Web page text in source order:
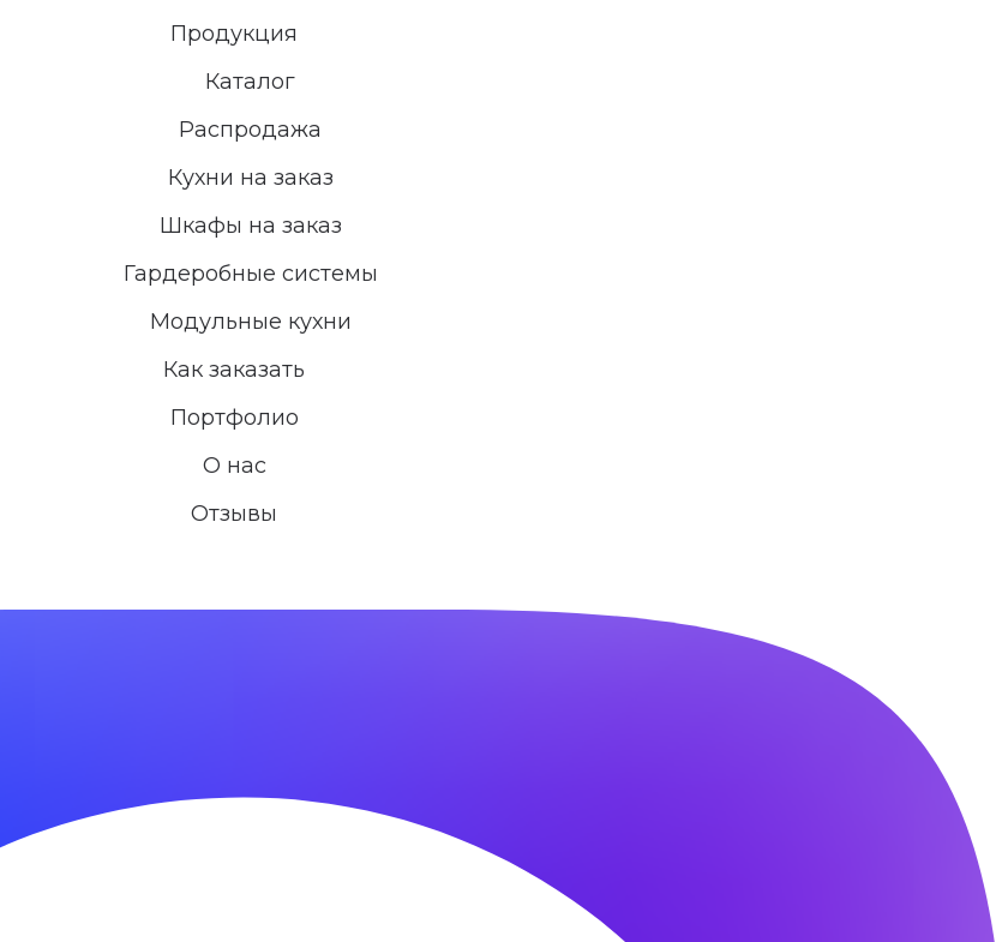
Продукция
Каталог
Распродажа
Кухни на заказ
Шкафы на заказ
Гардеробные системы
Модульные кухни
Как заказать
Портфолио
О нас
Отзывы